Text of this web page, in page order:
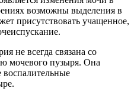
возможны выделения в
присутствовать учащенное,
не всегда связана со
мочевого пузыря. Она